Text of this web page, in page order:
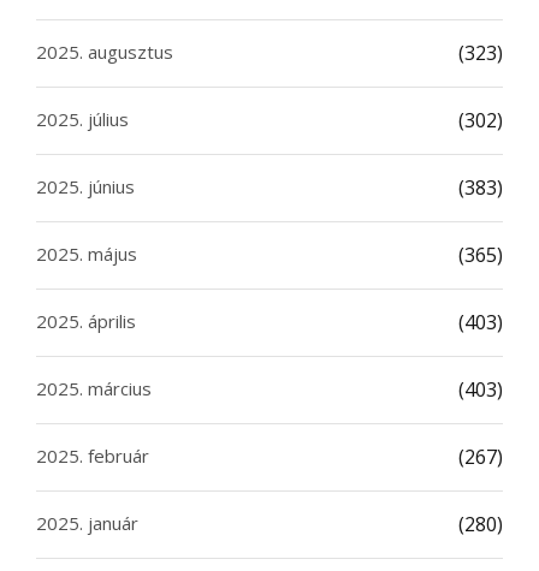
2025. augusztus (323)
2025. július (302)
2025. június (383)
2025. május (365)
2025. április (403)
2025. március (403)
2025. február (267)
2025. január (280)